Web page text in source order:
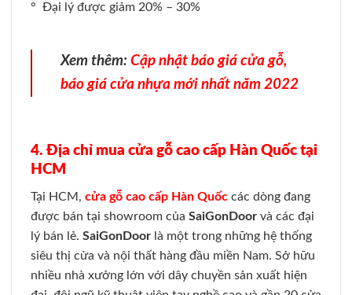
° Đại lý được giảm 20% – 30%
Xem thêm: Cập nhật báo giá cửa gỗ,
báo giá cửa nhựa mới nhất năm 2022
4. Địa chỉ mua cửa gỗ cao cấp Hàn Quốc tại
HCM
Tại HCM, cửa gỗ cao cấp Hàn Quốc các dòng đang
được bán tại showroom của SaiGonDoor và các đại
lý bán lẻ. SaiGonDoor là một trong những hệ thống
siêu thị cửa và nội thất hàng đầu miền Nam. Sở hữu
nhiều nhà xưởng lớn với dây chuyền sản xuất hiện